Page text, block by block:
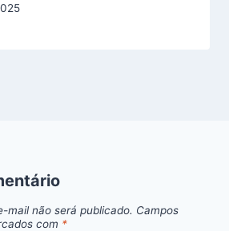
mail não será publicado. Campos
com *